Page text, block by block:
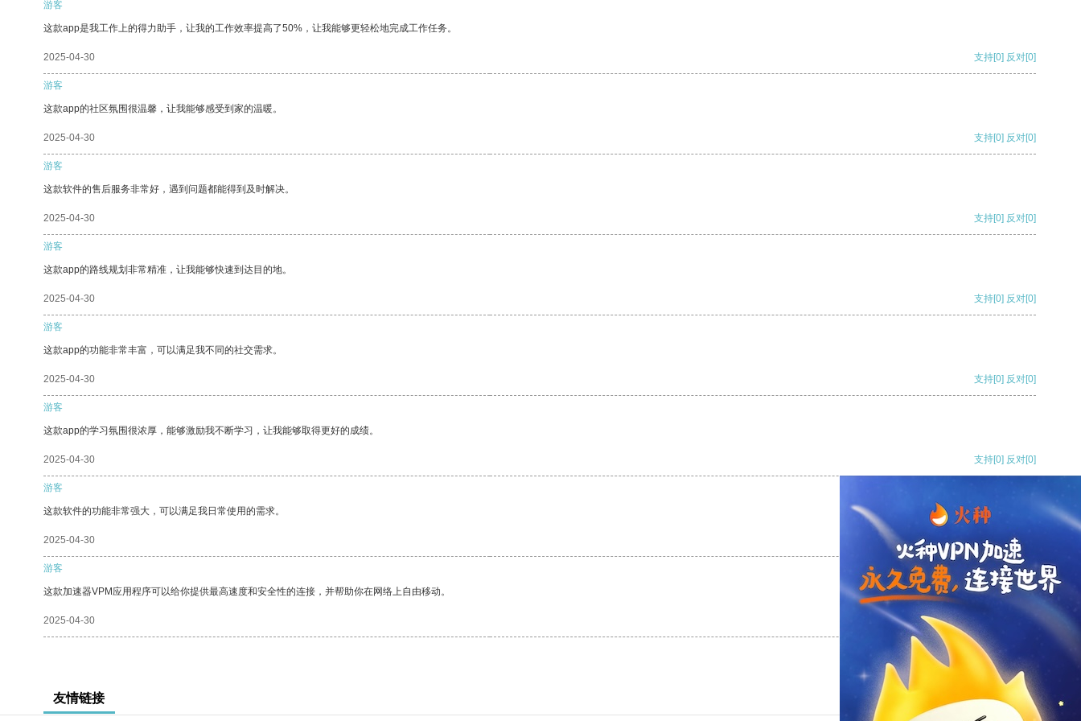
游客
这款app是我工作上的得力助手，让我的工作效率提高了50%，让我能够更轻松地完成工作任务。
2025-04-30 支持[0] 反对[0]
游客
这款app的社区氛围很温馨，让我能够感受到家的温暖。
2025-04-30 支持[0] 反对[0]
游客
这款软件的售后服务非常好，遇到问题都能得到及时解决。
2025-04-30 支持[0] 反对[0]
游客
这款app的路线规划非常精准，让我能够快速到达目的地。
2025-04-30 支持[0] 反对[0]
游客
这款app的功能非常丰富，可以满足我不同的社交需求。
2025-04-30 支持[0] 反对[0]
游客
这款app的学习氛围很浓厚，能够激励我不断学习，让我能够取得更好的成绩。
2025-04-30 支持[0] 反对[0]
游客
这款软件的功能非常强大，可以满足我日常使用的需求。
2025-04-30 支持 反对
游客
这款加速器VPM应用程序可以给你提供最高速度和安全性的连接，并帮助你在网络上自由移动。
2025-04-30 [0]
友情链接